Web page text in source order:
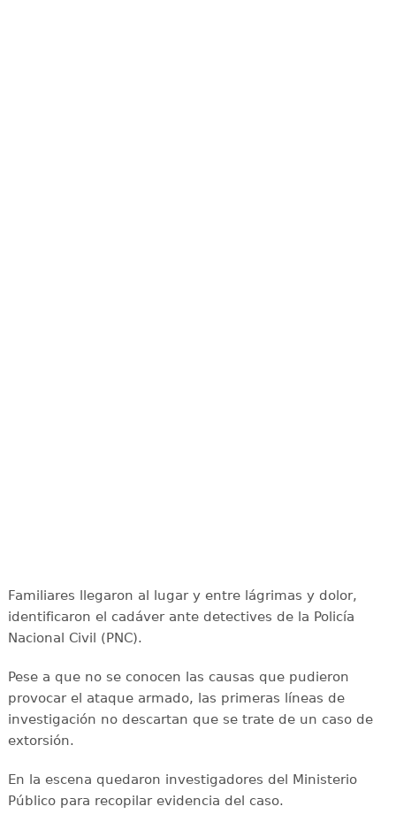
Familiares llegaron al lugar y entre lágrimas y dolor,
identificaron el cadáver ante detectives de la Policía
Nacional Civil (PNC).
Pese a que no se conocen las causas que pudieron
provocar el ataque armado, las primeras líneas de
investigación no descartan que se trate de un caso de
extorsión.
En la escena quedaron investigadores del Ministerio
Público para recopilar evidencia del caso.